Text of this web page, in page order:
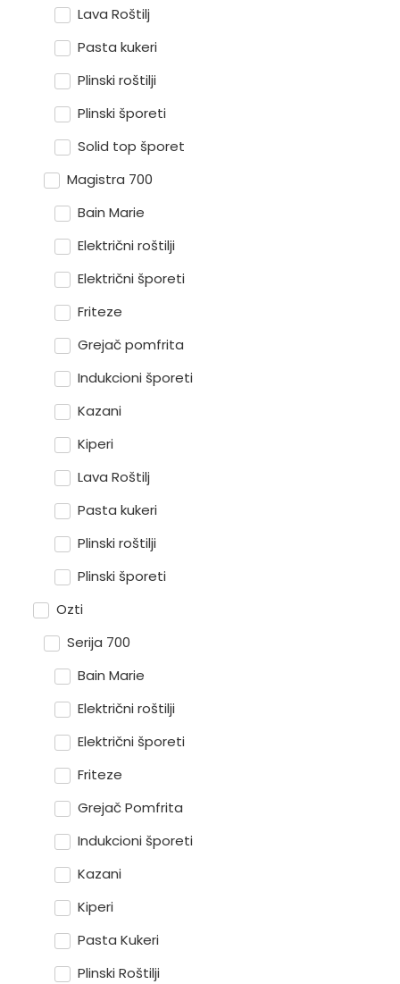
Lava Roštilj
Pasta kukeri
Plinski roštilji
Plinski šporeti
Solid top šporet
Magistra 700
Bain Marie
Električni roštilji
Električni šporeti
Friteze
Grejač pomfrita
Indukcioni šporeti
Kazani
Kiperi
Lava Roštilj
Pasta kukeri
Plinski roštilji
Plinski šporeti
Ozti
Serija 700
Bain Marie
Električni roštilji
Električni šporeti
Friteze
Grejač Pomfrita
Indukcioni šporeti
Kazani
Kiperi
Pasta Kukeri
Plinski Roštilji